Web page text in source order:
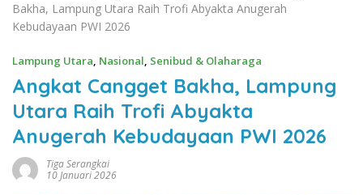
Bakha, Lampung Utara Raih Trofi Abyakta Anugerah
Kebudayaan PWI 2026
Lampung Utara, Nasional, Senibud & Olaharaga
Angkat Cangget Bakha, Lampung
Utara Raih Trofi Abyakta
Anugerah Kebudayaan PWI 2026
Tiga Serangkai
10 Januari 2026